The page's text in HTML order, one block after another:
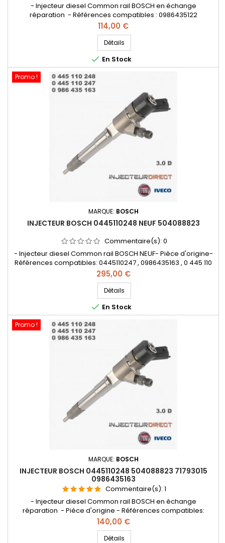
- Injecteur diesel Common rail BOSCH en échange
réparation - Références compatibles : 0986435122
, 1609849180 , 1609849280 , 9655606680 , 1980H2 , 96596666
, 1347283 , 1477146 , 1566431 , 3M5Q9F593HB , 3M5Q9F593HD ,
RM3M5Q9F593HD , Y605-13H50-B , 1531069K00000 , 15310-
69K00 , 1609850180 - Pour motorisation 1.6 HDI , 1.6 TDCi , 1.6D
Multijet , Mazda...
Prix
114,00 €
Détails
 En Stock
Promo !
MARQUE: BOSCH
INJECTEUR BOSCH 0445110248 NEUF 504088823
Commentaire(s): 0
- Injecteur diesel Common rail BOSCH NEUF- Pièce d'origine-
Références compatibles: 0445110247 , 0986435163 , 0 445 110
248 , 0 445 110 247 , 0986 435 163 ,&nbsp;0000504088823 ,
504088823 ,&nbsp;71793015- Pour motorisation Fiat Ducato et
IVECO DailyPièce d'origine&nbsp;&nbsp;
Prix
295,00 €
Détails
 En Stock
Promo !
MARQUE: BOSCH
INJECTEUR BOSCH 0445110248 504088823 71793015
0986435163
Commentaire(s): 1
- Injecteur diesel Common rail BOSCH en échange
réparation - Pièce d'origine - Références compatibles:
0445110247 , 0986435163 , 0 445 110 248 , 0 445 110 247 , 0986
435 163 , 0000504088823 , 504088823 , 71793015 - Pour
motorisation Fiat Ducato et IVECO Daily
Prix
140,00 €
Détails